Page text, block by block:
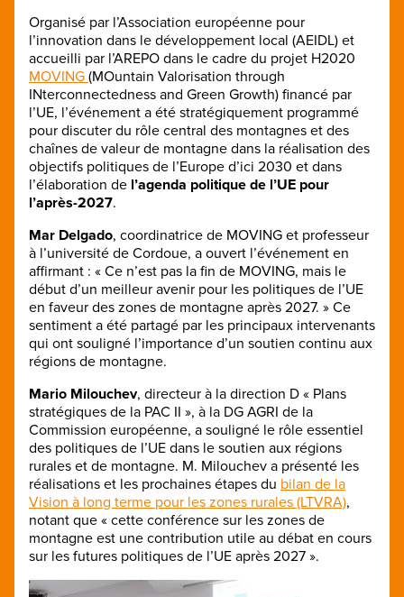
Organisé par l’Association européenne pour
l’innovation dans le développement local (AEIDL) et
accueilli par l’AREPO dans le cadre du projet H2020
MOVING (MOuntain Valorisation through
INterconnectedness and Green Growth) financé par
l’UE, l’événement a été stratégiquement programmé
pour discuter du rôle central des montagnes et des
chaînes de valeur de montagne dans la réalisation des
objectifs politiques de l’Europe d’ici 2030 et dans
l’élaboration de l’agenda politique de l’UE pour
l’après-2027.
Mar Delgado, coordinatrice de MOVING et professeur
à l’université de Cordoue, a ouvert l’événement en
affirmant : « Ce n’est pas la fin de MOVING, mais le
début d’un meilleur avenir pour les politiques de l’UE
en faveur des zones de montagne après 2027. » Ce
sentiment a été partagé par les principaux intervenants
qui ont souligné l’importance d’un soutien continu aux
régions de montagne.
Mario Milouchev, directeur à la direction D « Plans
stratégiques de la PAC II », à la DG AGRI de la
Commission européenne, a souligné le rôle essentiel
des politiques de l’UE dans le soutien aux régions
rurales et de montagne. M. Milouchev a présenté les
réalisations et les prochaines étapes du bilan de la
Vision à long terme pour les zones rurales (LTVRA),
notant que « cette conférence sur les zones de
montagne est une contribution utile au débat en cours
sur les futures politiques de l’UE après 2027 ».